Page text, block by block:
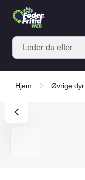
Hjem Øvrige dyr